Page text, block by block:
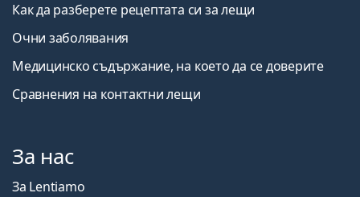
Как да разберете рецептата си за лещи
Очни заболявания
Медицинско съдържание, на което да се доверите
Сравнения на контактни лещи
За нас
За Lentiamo